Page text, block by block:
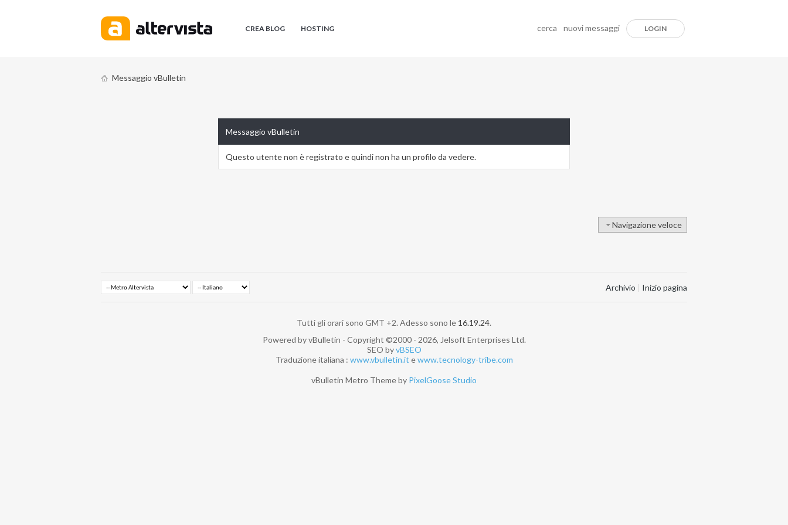
CREA BLOG HOSTING cerca nuovi messaggi LOGIN
Messaggio vBulletin
Messaggio vBulletin
Questo utente non è registrato e quindi non ha un profilo da vedere.
Navigazione veloce
Archivio | Inizio pagina
Tutti gli orari sono GMT +2. Adesso sono le 16.19.24.
Powered by vBulletin - Copyright ©2000 - 2026, Jelsoft Enterprises Ltd.
SEO byvBSEO
Traduzione italiana : www.vbulletin.it ewww.tecnology-tribe.com
vBulletin Metro Theme by PixelGoose Studio